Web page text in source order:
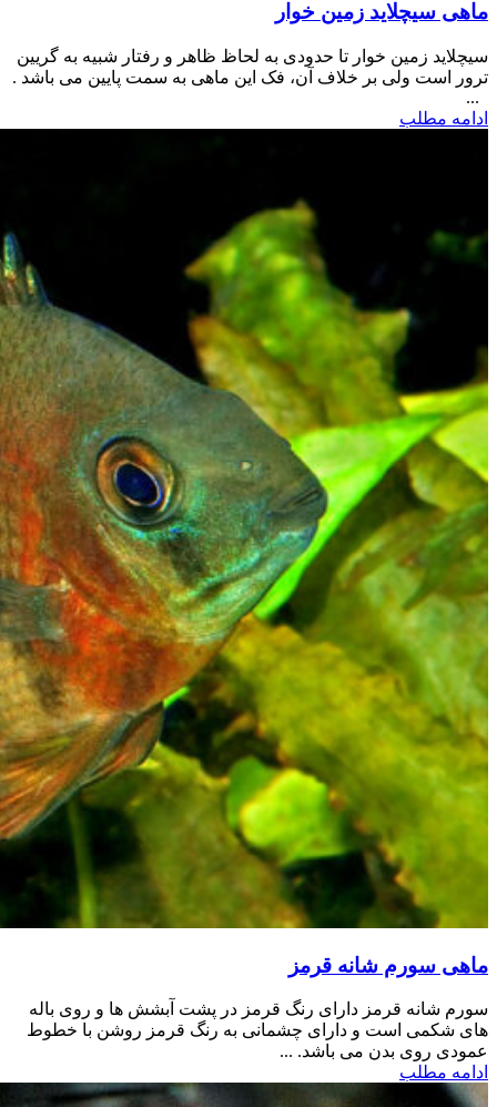
ماهی سیچلاید زمین خوار
سیچلاید زمین خوار تا حدودی به لحاظ ظاهر و رفتار شبیه به گریین
ترور است ولی بر خلاف آن، فک این ماهی به سمت پایین می باشد .
...
ادامه مطلب
ماهی سورم شانه قرمز
سورم شانه قرمز دارای رنگ قرمز در پشت آبشش ها و روی باله
های شکمی است و دارای چشمانی به رنگ قرمز روشن با خطوط
عمودی روی بدن می باشد. ...
ادامه مطلب